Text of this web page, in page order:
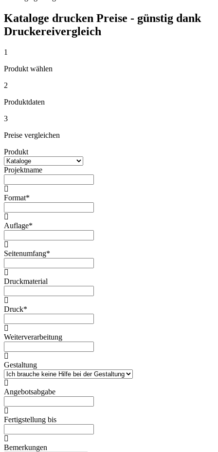
Kataloge drucken Preise - günstig dank
Druckereivergleich
1
Produkt wählen
2
Produktdaten
3
Preise vergleichen
Produkt
Projektname
Format*
Auflage*
Seitenumfang*
Druckmaterial
Druck*
Weiterverarbeitung
Gestaltung
Angebotsabgabe
Fertigstellung bis
Bemerkungen